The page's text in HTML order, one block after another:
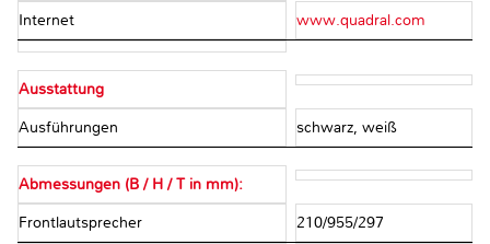
Internet www.quadral.com
Ausstattung
Ausführungen schwarz, weiß
Abmessungen (B / H / T in mm):
Frontlautsprecher 210/955/297